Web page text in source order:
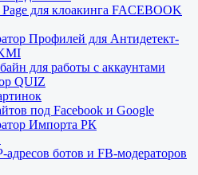
для клоакинга FACEBOOK
Профилей для Антидетект-
для работы с аккаунтами
QUIZ
под Facebook и Google
Импорта РК
адресов ботов и FB-модераторов